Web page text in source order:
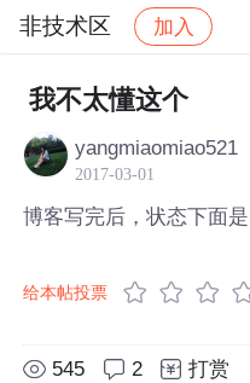
非技术区 加入
社区 非技术区
我不太懂这个
yangmiaomiao521
2017-03-01
博客写完后，状态下面
给本帖投票
545 2 打赏